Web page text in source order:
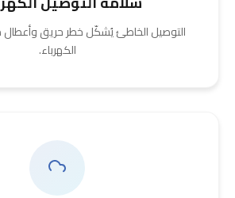
التوصيل الخاطئ يُشكّل خطر حريق
الكهرباء.